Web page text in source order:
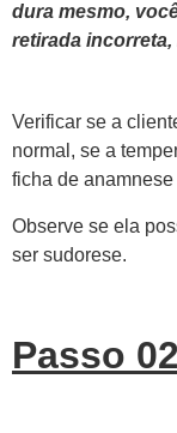
dura mesmo,
retirada incorreta,
Verificar se a
normal, se a
ficha de
Observe se ela
ser sudorese.
Passo